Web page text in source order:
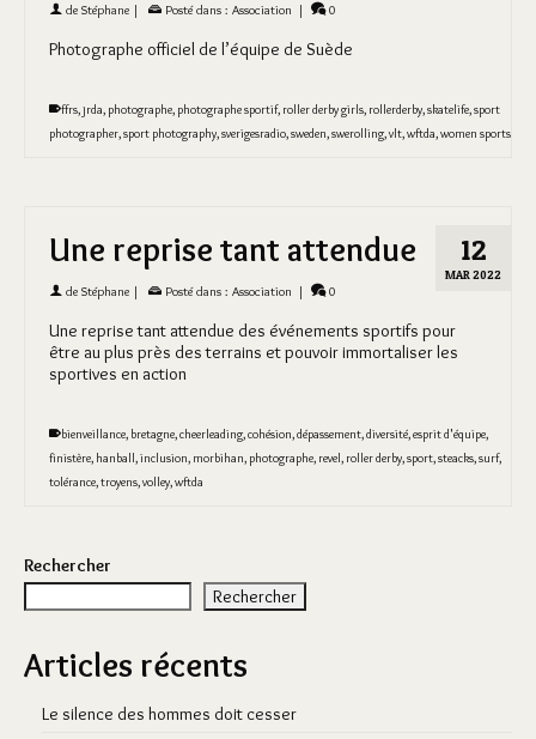
de Stéphane | Posté dans : Association | 0
Photographe officiel de l’équipe de Suède
ffrs,jrda, photographe, photographe sportif, roller derby girls, rollerderby,skatelife,sport
photographer,sport photography,sverigesradio,sweden,swerolling,vlt,wftda,women sports
12
MAR 2022
Une reprise tant attendue
de Stéphane | Posté dans : Association | 0
Une reprise tant attendue des événements sportifs pour
être au plus près des terrains et pouvoir immortaliser les
sportives en action
bienveillance, bretagne,cheerleading,cohésion,dépassement,diversité,esprit d'équipe,
finistère, hanball,inclusion, morbihan, photographe, revel, roller derby,sport,steacks,surf,
tolérance,troyens,volley,wftda
Rechercher
Rechercher
Articles récents
Le silence des hommes doit cesser